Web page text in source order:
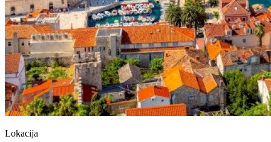
Lokacija